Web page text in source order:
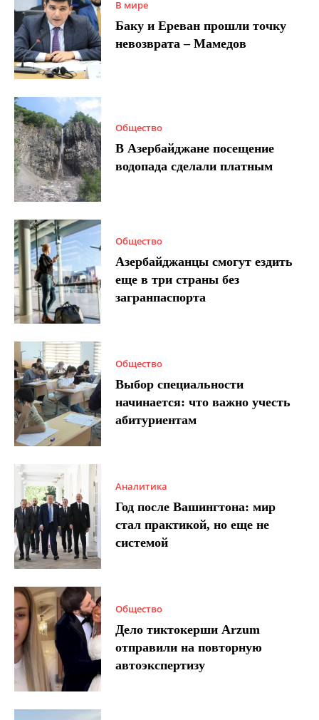
В мире
Баку и Ереван прошли точку
невозврата – Мамедов
Общество
В Азербайджане посещение
водопада сделали платным
Общество
Азербайджанцы смогут ездить
еще в три страны без
загранпаспорта
Общество
Выбор специальности
начинается: что важно учесть
абитуриентам
Аналитика
Год после Вашингтона: мир
стал практикой, но еще не
системой
Общество
Дело тиктокерши Arzum
отправили на повторную
автоэкспертизу